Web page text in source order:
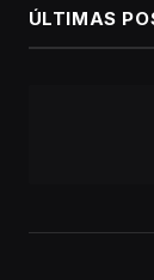
ÚLTIMAS